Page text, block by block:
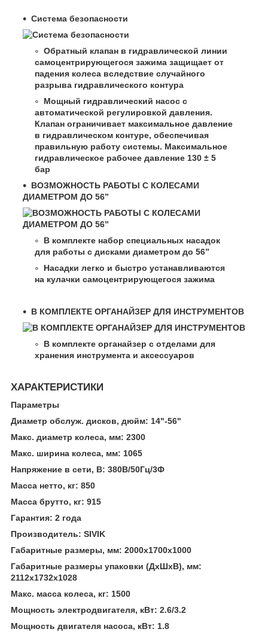
Система безопасности
Обратный клапан в гидравлической линии
самоцентрирующегося зажима защищает от
падения колеса вследствие случайного
разрыва гидравлического контура
Мощный гидравлический насос с
автоматической регулировкой давления.
Клапан ограничивает максимальное давление
в гидравлическом контуре, обеспечивая
правильную работу системы. Максимальное
гидравлическое рабочее давление 130 ± 5
бар
ВОЗМОЖНОСТЬ РАБОТЫ С КОЛЕСАМИ
ДИАМЕТРОМ ДО 56”
В комплекте набор специальных насадок
для работы с дисками диаметром до 56”
Насадки легко и быстро устанавливаются
на кулачки самоцентрирующегося зажима
В КОМПЛЕКТЕ ОРГАНАЙЗЕР ДЛЯ ИНСТРУМЕНТОВ
В комплекте органайзер с отделами для
хранения инструмента и аксессуаров
ХАРАКТЕРИСТИКИ
Параметры
Диаметр обслуж. дисков, дюйм: 14"-56"
Макс. диаметр колеса, мм: 2300
Макс. ширина колеса, мм: 1065
Напряжение в сети, В: 380В/50Гц/3Ф
Масса нетто, кг: 850
Масса брутто, кг: 915
Гарантия: 2 года
Производитель: SIVIK
Габаритные размеры, мм: 2000х1700х1000
Габаритные размеры упаковки (ДхШхВ), мм:
2112х1732х1028
Макс. масса колеса, кг: 1500
Мощность электродвигателя, кВт: 2.6/3.2
Мощность двигателя насоса, кВт: 1.8